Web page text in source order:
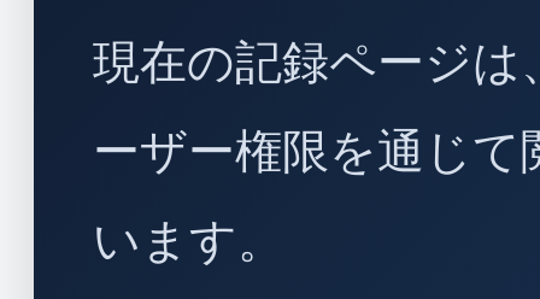
現在の記録ページは
ーザー権限を通じ
います。